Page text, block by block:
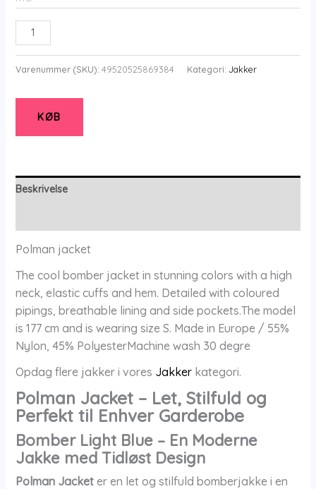
Bomber
-
Light
-
-
Varenummer (SKU): 49520525869384 Kategori: Jakker
KØB
Beskrivelse
Polman jacket
The cool bomber jacket in stunning colors with a high
neck, elastic cuffs and hem. Detailed with coloured
pipings, breathable lining and side pockets.The model
is 177 cm and is wearing size S. Made in Europe / 55%
Nylon, 45% PolyesterMachine wash 30 degre
Opdag flere jakker i vores Jakkerkategori.
Polman Jacket – Let, Stilfuld og
Perfekt til Enhver Garderobe
Bomber Light Blue – En Moderne
Jakke med Tidløst Design
Polman Jacketer en let og stilfuld bomberjakke i en